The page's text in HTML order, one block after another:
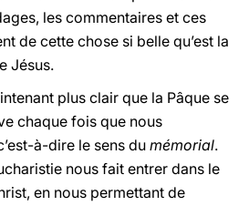
les commentaires et ces
de cette chose si belle qu’est la
Jésus.
plus clair que la Pâque se
chaque fois que nous
à-dire le sens du mémorial.
nous fait entrer dans le
en nous permettant de